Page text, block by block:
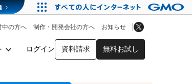
ログイン 資料請求 無料お試し
中の方へ 制作・開発会社の方へ お知らせ
アプリストア